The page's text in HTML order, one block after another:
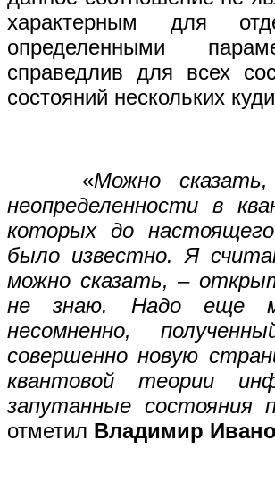
характерным для
определенными
справедлив для всех
состояний нескольких
«Можно
неопределенности в
которых до
было известно. Я
можно сказать, –
не знаю. Надо еще
несомненно,
совершенно новую
квантовой теории
запутанные состояния
отметил Владимир